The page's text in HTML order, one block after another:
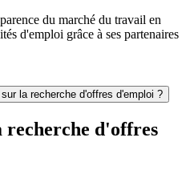
du marché du travail en
d'emploi grâce à ses partenaires
la recherche d'offres d'emploi ?
recherche d'offres